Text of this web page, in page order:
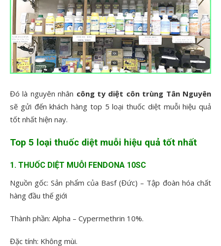
Đó là nguyên nhân công ty diệt côn trùng Tân Nguyên
sẽ gửi đến khách hàng top 5 loại thuốc diệt muỗi hiệu quả
tốt nhất hiện nay.
Top 5 loại thuốc diệt muỗi hiệu quả tốt nhất
1. THUỐC DIỆT MUỖI FENDONA 10SC
Nguồn gốc: Sản phẩm của Basf (Đức) – Tập đoàn hóa chất
hàng đầu thế giới
Thành phần: Alpha – Cypermethrin 10%.
Đặc tính: Không mùi.